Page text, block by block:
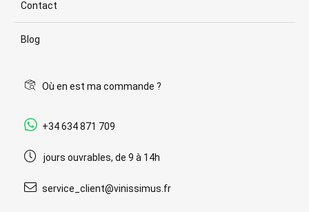
Contact
Blog
Où en est ma commande ?
+34 634 871 709
jours ouvrables, de 9 à 14h
service_client@vinissimus.fr